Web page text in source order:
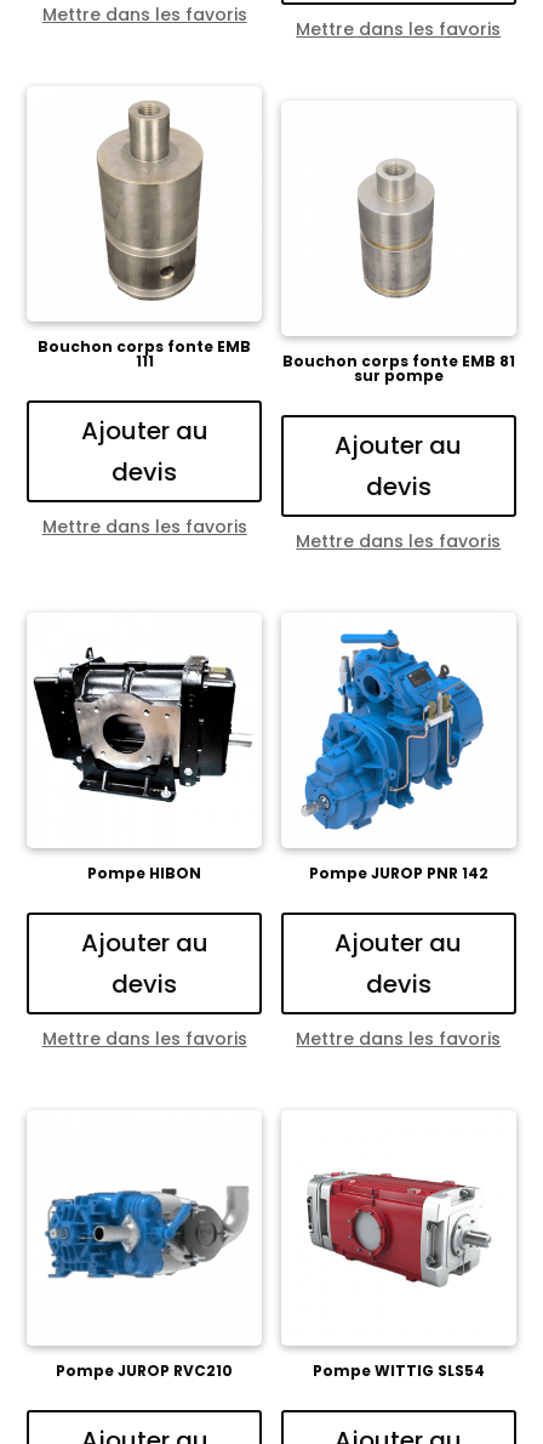
Mettre dans les favoris
Mettre dans les favoris
Bouchon corps fonte EMB
111
Ajouter au
devis
Mettre dans les favoris
Bouchon corps fonte EMB 81
sur pompe
Ajouter au
devis
Mettre dans les favoris
Pompe HIBON
Ajouter au
devis
Mettre dans les favoris
Pompe JUROP PNR 142
Ajouter au
devis
Mettre dans les favoris
Pompe JUROP RVC210 Pompe WITTIG SLS54